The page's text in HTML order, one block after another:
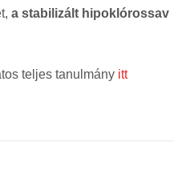
a stabilizált hipoklórossav
teljes tanulmány itt